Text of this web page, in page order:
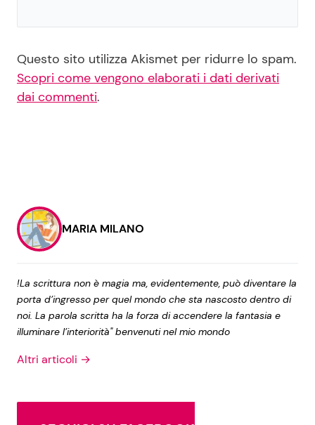
Questo sito utilizza Akismet per ridurre lo spam.
Scopri come vengono elaborati i dati derivati
dai commenti.
MARIA MILANO
!La scrittura non è magia ma, evidentemente, può diventare la
porta d’ingresso per quel mondo che sta nascosto dentro di
noi. La parola scritta ha la forza di accendere la fantasia e
illuminare l’interiorità" benvenuti nel mio mondo
Altri articoli →